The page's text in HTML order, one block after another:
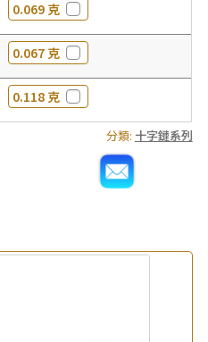
0.069 克
0.067 克
0.118 克
分類: 十字鏈系列